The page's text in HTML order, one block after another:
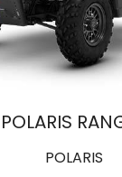
POLARIS
POLARIS